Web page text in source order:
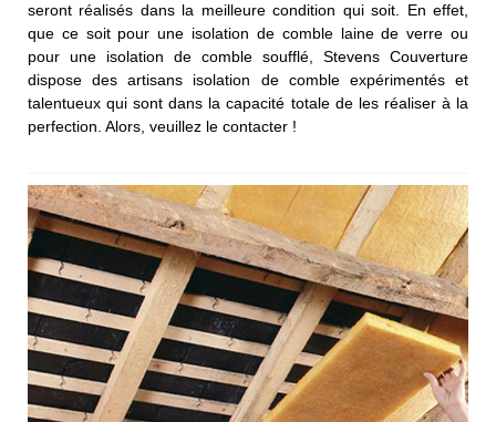
seront réalisés dans la meilleure condition qui soit. En effet,
que ce soit pour une isolation de comble laine de verre ou
pour une isolation de comble soufflé, Stevens Couverture
dispose des artisans isolation de comble expérimentés et
talentueux qui sont dans la capacité totale de les réaliser à la
perfection. Alors, veuillez le contacter !